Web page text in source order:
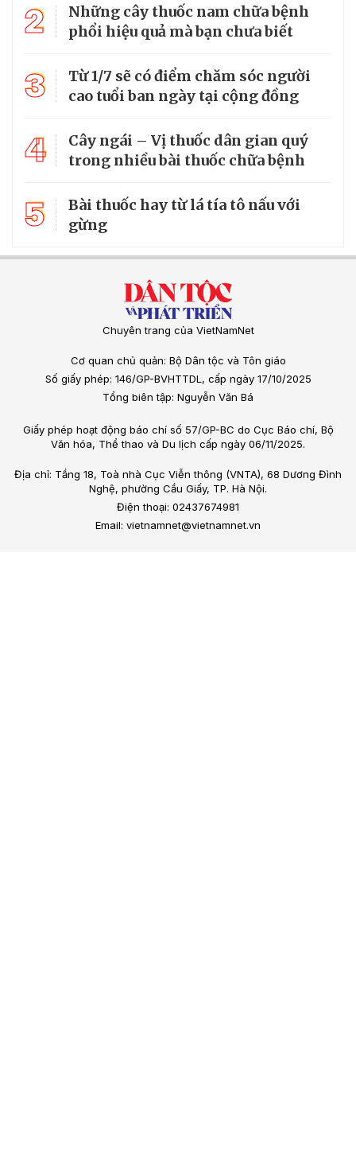
2
Những cây thuốc nam chữa bệnh
phổi hiệu quả mà bạn chưa biết
3
Từ 1/7 sẽ có điểm chăm sóc người
cao tuổi ban ngày tại cộng đồng
4
Cây ngái – Vị thuốc dân gian quý
trong nhiều bài thuốc chữa bệnh
5
Bài thuốc hay từ lá tía tô nấu với
gừng
Chuyên trang của VietNamNet
Cơ quan chủ quản: Bộ Dân tộc và Tôn giáo
Số giấy phép: 146/GP-BVHTTDL, cấp ngày 17/10/2025
Tổng biên tập: Nguyễn Văn Bá
Giấy phép hoạt động báo chí số 57/GP-BC do Cục Báo chí, Bộ
Văn hóa, Thể thao và Du lịch cấp ngày 06/11/2025.
Địa chỉ: Tầng 18, Toà nhà Cục Viễn thông (VNTA), 68 Dương Đình
Nghệ, phường Cầu Giấy, TP. Hà Nội.
Điện thoại: 02437674981
Email: vietnamnet@vietnamnet.vn